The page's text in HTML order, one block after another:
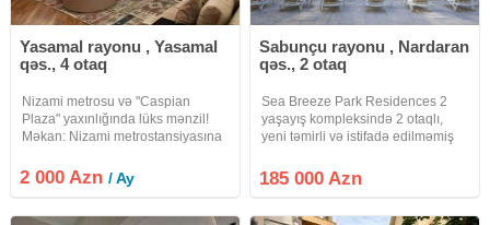
Yasamal rayonu , Yasamal
qəs., 4 otaq
Nizami metrosu və "Caspian
Plaza" yaxınlığında lüks mənzil!
Məkan: Nizami metrostansiyasına
dəqiqəlik piyada məsafədə.
Şəhərin mərkəzi, təhlükəsiz və
2 000 Azn/ Ay
Sabunçu rayonu , Nardaran
qəs., 2 otaq
Sea Breeze Park Residences 2
yaşayış kompleksində 2 otaqlı,
yeni təmirli və istifadə edilməmiş
Studio tipli qonaq otağı, -Yataq
otağı, - 2 Sanuzel - Qarderob -
185 000 Azn